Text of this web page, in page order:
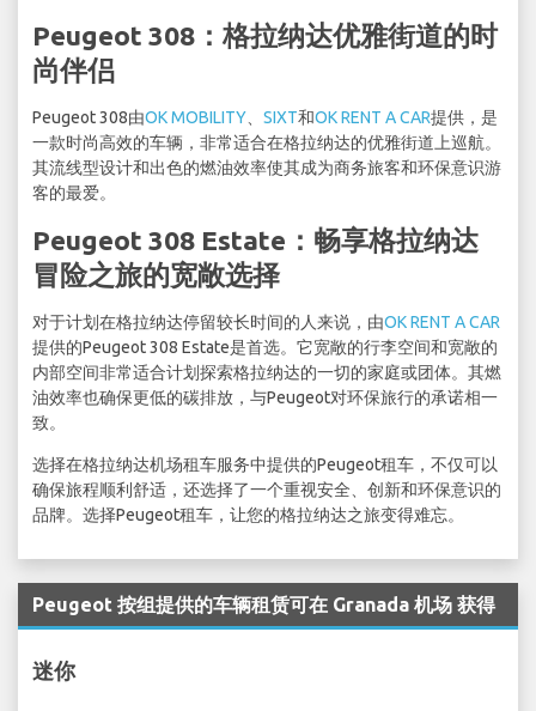
Peugeot 308：格拉纳达优雅街道的时
尚伴侣
Peugeot 308由OK MOBILITY SIXT和OK RENT A CAR提供，是
一款时尚高效的车辆，非常适合在格拉纳达的优雅街道上巡航。
其流线型设计和出色的燃油效率使其成为商务旅客和环保意识游
客的最爱。
Peugeot 308 Estate：畅享格拉纳达
冒险之旅的宽敞选择
对于计划在格拉纳达停留较长时间的人来说，由OK RENT A CAR
提供的Peugeot 308 Estate是首选。它宽敞的行李空间和宽敞的
内部空间非常适合计划探索格拉纳达的一切的家庭或团体。其燃
油效率也确保更低的碳排放，与Peugeot对环保旅行的承诺相一
致。
选择在格拉纳达机场租车服务中提供的Peugeot租车，不仅可以
确保旅程顺利舒适，还选择了一个重视安全、创新和环保意识的
品牌。选择Peugeot租车，让您的格拉纳达之旅变得难忘。
Peugeot 按组提供的车辆租赁可在 Granada 机场 获得
迷你